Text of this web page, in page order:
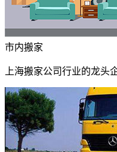
市内搬家
上海搬家公司行业的龙头